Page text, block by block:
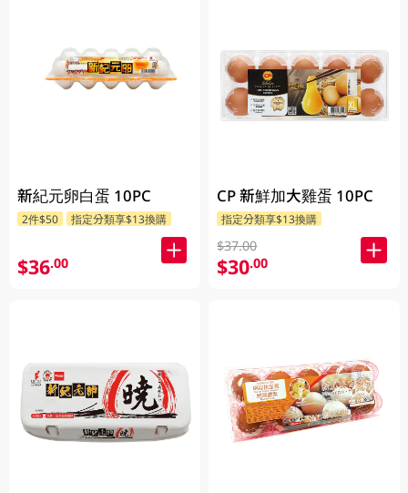
新紀元卵白蛋 10PC
2件$50 指定分類享$13換購
$36.00
CP 新鮮加大雞蛋 10PC
指定分類享$13換購
$37.00
$30.00